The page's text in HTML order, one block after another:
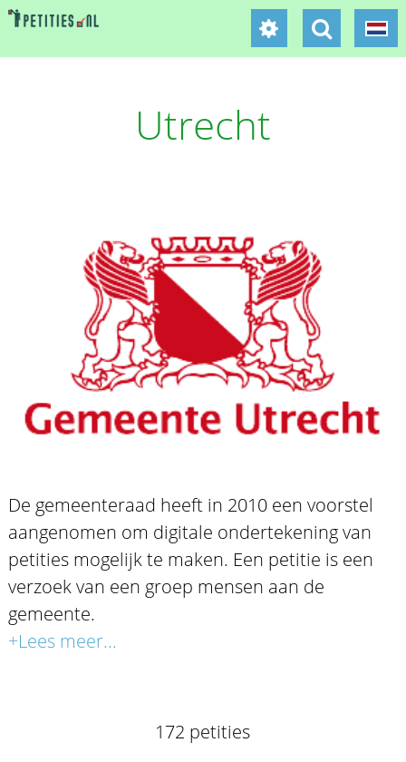
Utrecht
De gemeenteraad heeft in 2010 een voorstel
aangenomen om digitale ondertekening van
petities mogelijk te maken. Een petitie is een
verzoek van een groep mensen aan de
gemeente.
+Lees meer...
172 petities